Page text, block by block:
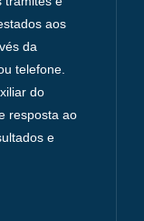
aos
da
telefone.
do
resposta ao
e